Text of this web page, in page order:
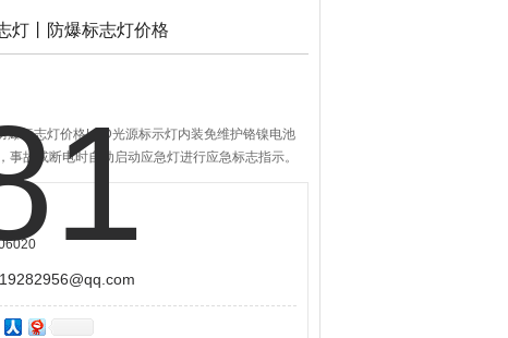
灯丨防爆标志灯价格
爆标志灯价格LED光源标示灯内装免维护铬镍电池
事故或断电时自动启动应急灯进行应急标志指示。
爆标志灯价格外壳采用优质铝合金精密压铸而成，
板采用钢化玻璃。大大的提高了标志灯的抗冲击能
境中正常工作。